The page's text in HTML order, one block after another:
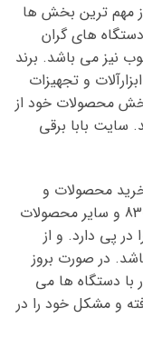
از مهم ترین بخش ها
های گران
نیز می باشد. برند
و تجهیزات
پخش محصولات خود از
سایت بابا برقی
خرید محصولات و
تجهیزات آن اقدام نمایید. خرید اهم متر 830D و سایر محصولات
در پی دارد. و از
در صورت بروز
با دستگاه ها می
و مشکل خود را در